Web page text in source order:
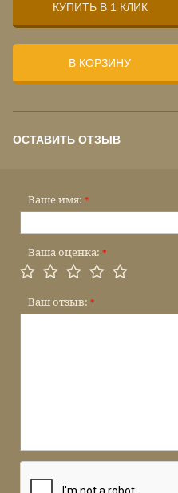
КУПИТЬ В 1 КЛИК
В КОРЗИНУ
ОСТАВИТЬ ОТЗЫВ
Ваше имя: *
Ваша оценка: *
Ваш отзыв: *